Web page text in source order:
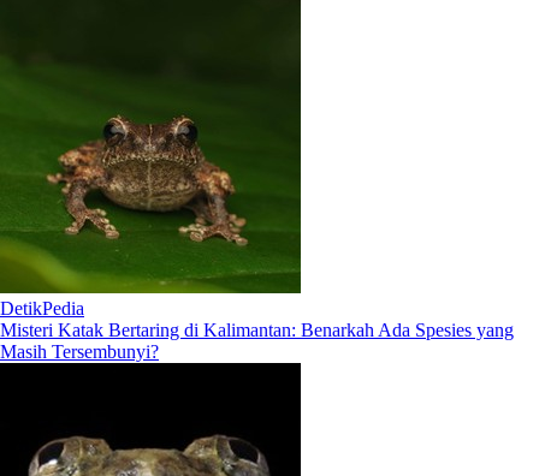
DetikPedia
Misteri Katak Bertaring di Kalimantan: Benarkah Ada Spesies yang
Masih Tersembunyi?